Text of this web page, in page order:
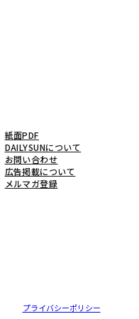
紙面PDF
DAILYSUNについて
お問い合わせ
広告掲載について
メルマガ登録
プライバシーポリシー